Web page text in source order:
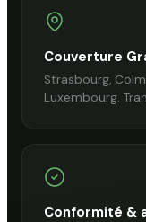
Couverture
Strasbourg,
Luxembourg.
Conformité &